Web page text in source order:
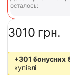
осталось:
‍3010‍ грн.
+301 бонусних
купівлі